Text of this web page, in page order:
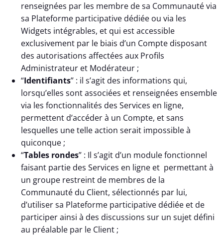
renseignées par les membre de sa Communauté via
sa Plateforme participative dédiée ou via les
Widgets intégrables, et qui est accessible
exclusivement par le biais d’un Compte disposant
des autorisations affectées aux Profils
Administrateur et Modérateur ;
“Identifiants” : il s’agit des informations qui,
lorsqu’elles sont associées et renseignées ensemble
via les fonctionnalités des Services en ligne,
permettent d’accéder à un Compte, et sans
lesquelles une telle action serait impossible à
quiconque ;
“Tables rondes” : Il s’agit d’un module fonctionnel
faisant partie des Services en ligne et permettant à
un groupe restreint de membres de la
Communauté du Client, sélectionnés par lui,
d’utiliser sa Plateforme participative dédiée et de
participer ainsi à des discussions sur un sujet défini
au préalable par le Client ;